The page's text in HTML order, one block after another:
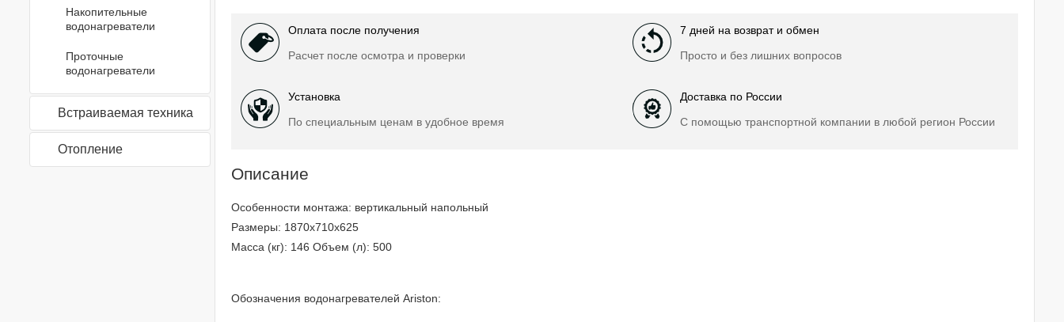
Накопительные
водонагреватели
Проточные
водонагреватели
Встраиваемая техника
Отопление
Оплата после получения
Расчет после осмотра и проверки
7 дней на возврат и обмен
Просто и без лишних вопросов
Установка
По специальным ценам в удобное время
Доставка по России
С помощью транспортной компании в любой регион России
Описание
Особенности монтажа: вертикальный напольный
Размеры: 1870х710х625
Масса (кг): 146 Объем (л): 500
Обозначения водонагревателей Ariston: